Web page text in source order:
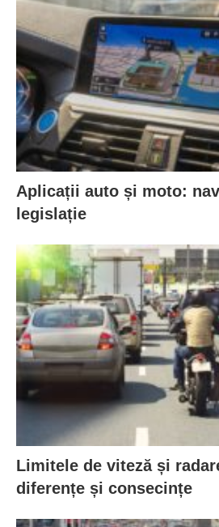
Aplicații auto și moto:
legislație
Limitele de viteză și
diferențe și consecințe